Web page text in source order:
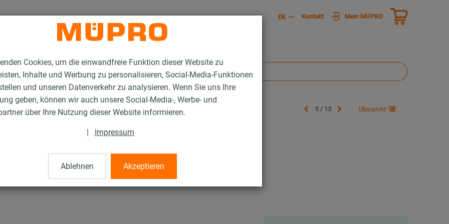
Cookies, um die einwandfreie Funktion dieser Website zu
Inhalte und Werbung zu personalisieren, Social-Media-Funktionen
und unseren Datenverkehr zu analysieren. Wenn Sie uns Ihre
geben, können wir auch unsere Social-Media-, Werbe- und
über Ihre Nutzung dieser Website informieren.
| Impressum
Ablehnen Akzeptieren
DE Kontakt Mein MÜPRO
Schalldämmelement 5 / 13 Übersicht